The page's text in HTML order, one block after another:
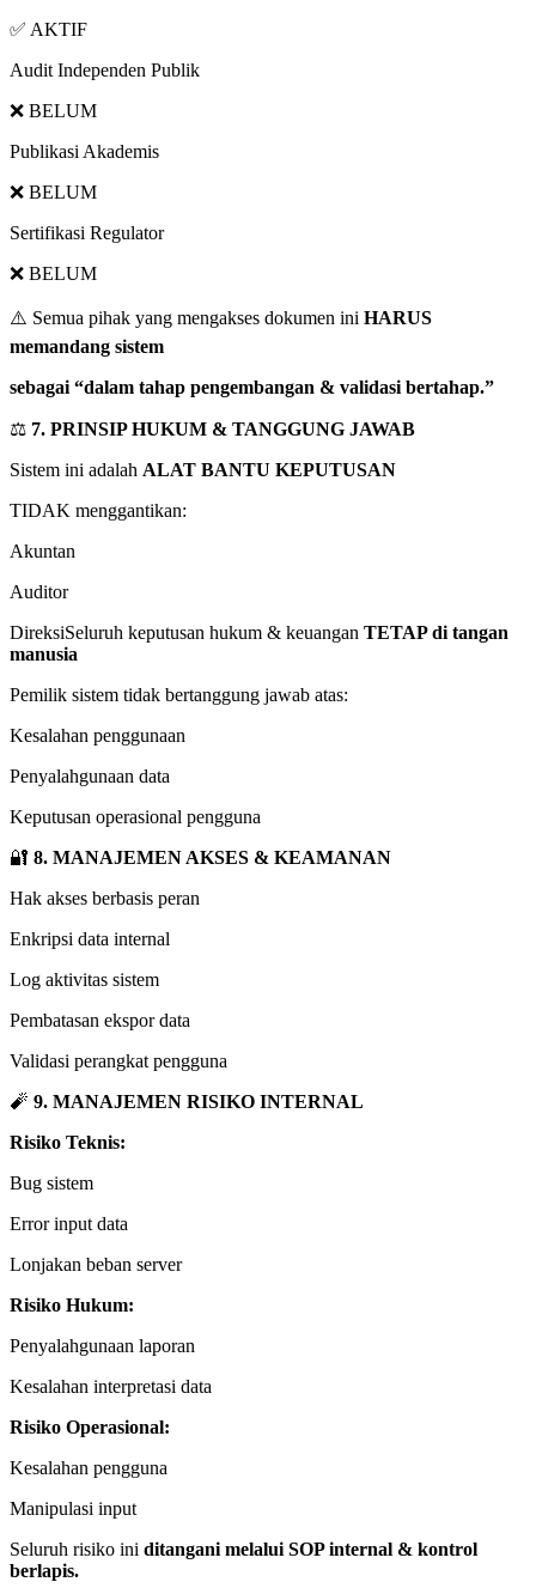
✅ AKTIF
Audit Independen Publik
❌ BELUM
Publikasi Akademis
❌ BELUM
Sertifikasi Regulator
❌ BELUM
⚠️ Semua pihak yang mengakses dokumen ini HARUS
memandang sistem
sebagai “dalam tahap pengembangan & validasi bertahap.”
⚖️ 7. PRINSIP HUKUM & TANGGUNG JAWAB
Sistem ini adalah ALAT BANTU KEPUTUSAN
TIDAK menggantikan:
Akuntan
Auditor
DireksiSeluruh keputusan hukum & keuangan TETAP di tangan
manusia
Pemilik sistem tidak bertanggung jawab atas:
Kesalahan penggunaan
Penyalahgunaan data
Keputusan operasional pengguna
🔐 8. MANAJEMEN AKSES & KEAMANAN
Hak akses berbasis peran
Enkripsi data internal
Log aktivitas sistem
Pembatasan ekspor data
Validasi perangkat pengguna
🧨 9. MANAJEMEN RISIKO INTERNAL
Risiko Teknis:
Bug sistem
Error input data
Lonjakan beban server
Risiko Hukum:
Penyalahgunaan laporan
Kesalahan interpretasi data
Risiko Operasional:
Kesalahan pengguna
Manipulasi input
Seluruh risiko ini ditangani melalui SOP internal & kontrol
berlapis.